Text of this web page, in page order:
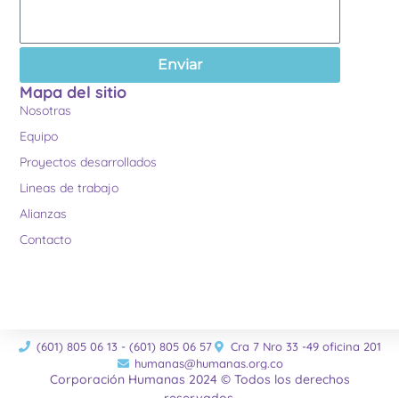
Enviar
Mapa del sitio
Nosotras
Equipo
Proyectos desarrollados
Lineas de trabajo
Alianzas
Contacto
(601) 805 06 13 - (601) 805 06 57
Cra 7 Nro 33 -49 oficina 201
humanas@humanas.org.co
Corporación Humanas 2024 © Todos los derechos